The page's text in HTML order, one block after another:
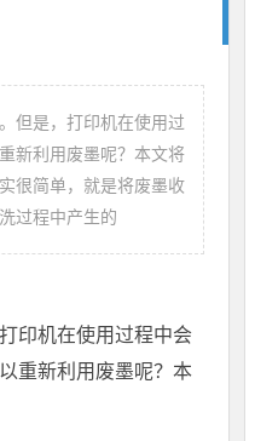
但是，打印机在使用过
新利用废墨呢？本文将
很简单，就是将废墨收
过程中产生的
印机在使用过程中会
重新利用废墨呢？本